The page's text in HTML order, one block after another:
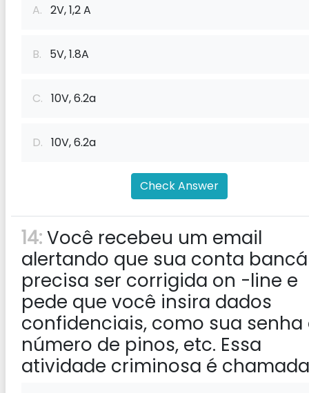
A. 2V, 1,2 A
B. 5V, 1.8A
C. 10V, 6.2a
D. 10V, 6.2a
Check Answer
14:Você recebeu um email
alertando que sua conta
precisa ser corrigida on -line e
pede que você insira dados
confidenciais, como sua senha
número de pinos, etc. Essa
atividade criminosa é